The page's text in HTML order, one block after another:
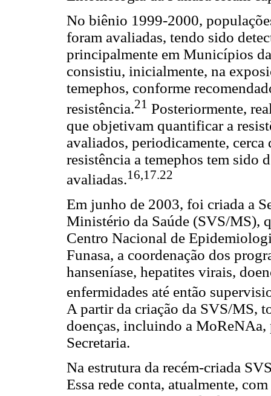
No biênio 1999-2000,
foram avaliadas, tendo sido
principalmente em Municípios
consistiu, inicialmente, na
temephos, conforme
resistência.21 Posteriormente,
que objetivam quantificar a
avaliados, periodicamente,
resistência a temephos tem sido
avaliadas.16,17.22
Em junho de 2003, foi criada a
Ministério da Saúde (SVS/MS),
Centro Nacional de
Funasa, a coordenação dos
hanseníase, hepatites virais,
enfermidades até então
A partir da criação da SVS/MS,
doenças, incluindo a MoReNAa,
Secretaria.
Na estrutura da recém-criada
Essa rede conta, atualmente,